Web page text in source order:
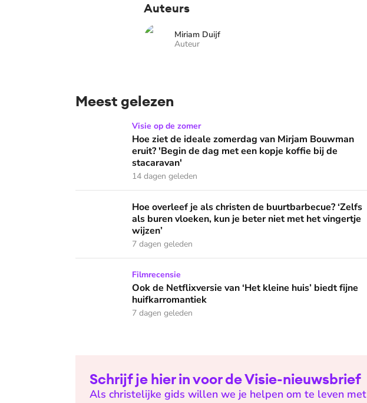
Auteurs
Miriam Duijf
Auteur
Meest gelezen
Hoe ziet de ideale zomerdag van Mirjam Bouwman eruit? 'Begin de
Visie op de zomer
Hoe ziet de ideale zomerdag van Mirjam Bouwman
eruit? 'Begin de dag met een kopje koffie bij de
stacaravan'
14 dagen geleden
Hoe overleef je als christen de buurtbarbecue? ‘Zelfs als buren
Hoe overleef je als christen de buurtbarbecue? ‘Zelfs
als buren vloeken, kun je beter niet met het vingertje
wijzen’
7 dagen geleden
Ook de Netflixversie van ‘Het kleine huis’ biedt fijne huifkarromantiek
Filmrecensie
Ook de Netflixversie van ‘Het kleine huis’ biedt fijne
huifkarromantiek
7 dagen geleden
Schrijf je hier in voor de Visie-nieuwsbrief
Als christelijke gids willen we je helpen om te leven